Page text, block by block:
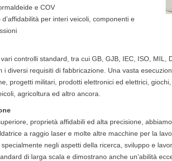
e COV
per interi veicoli, componenti e
controlli standard, tra cui GB, GJB, IEC, ISO, MIL,
i diversi requisiti di fabbricazione. Una vasta
progetti militari, prodotti elettronici ed elettrici,
agricoltura ed altro ancora.
proprietà affidabili ed alta precisione,
a raggio laser e molte altre macchine per la
specialmente negli aspetti della ricerca, sviluppo e
di larga scala e dimostrano anche un’abilità